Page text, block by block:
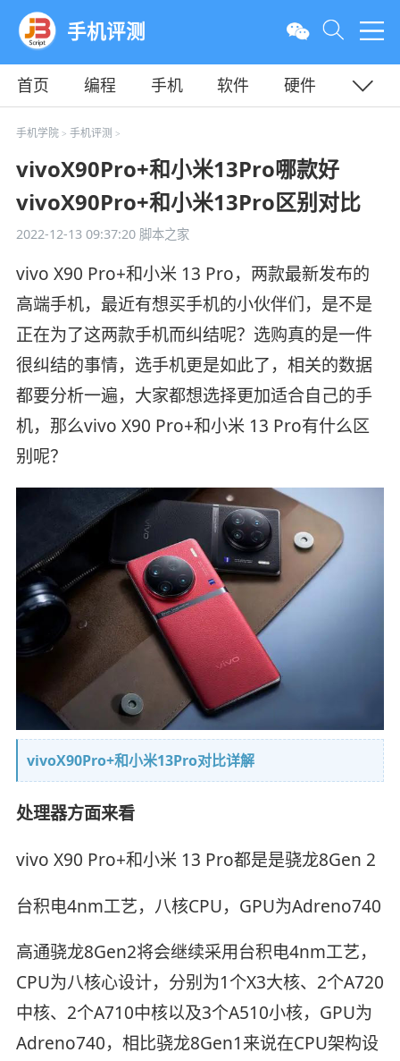
手机评测
首页 编程 手机 软件
硬件
教程
平面
手机学院> 手机评测 >
vivoX90Pro+和小米13Pro哪款好
vivoX90Pro+和小米13Pro区别对比
2022-12-13 09:37:20脚本之家
vivo X90 Pro+和小米 13 Pro，两款最新发布的
高端手机，最近有想买手机的小伙伴们，是不是
正在为了这两款手机而纠结呢？选购真的是一件
很纠结的事情，选手机更是如此了，相关的数据
都要分析一遍，大家都想选择更加适合自己的手
机，那么vivo X90 Pro+和小米 13 Pro有什么区
别呢？
vivoX90Pro+和小米13Pro对比详解
处理器方面来看
vivo X90 Pro+和小米 13 Pro都是是骁龙8Gen 2
台积电4nm工艺，八核CPU，GPU为Adreno740
高通骁龙8Gen2将会继续采用台积电4nm工艺，
CPU为八核心设计，分别为1个X3大核、2个A720
中核、2个A710中核以及3个A510小核，GPU为
Adreno740，相比骁龙8Gen1来说在CPU架构设